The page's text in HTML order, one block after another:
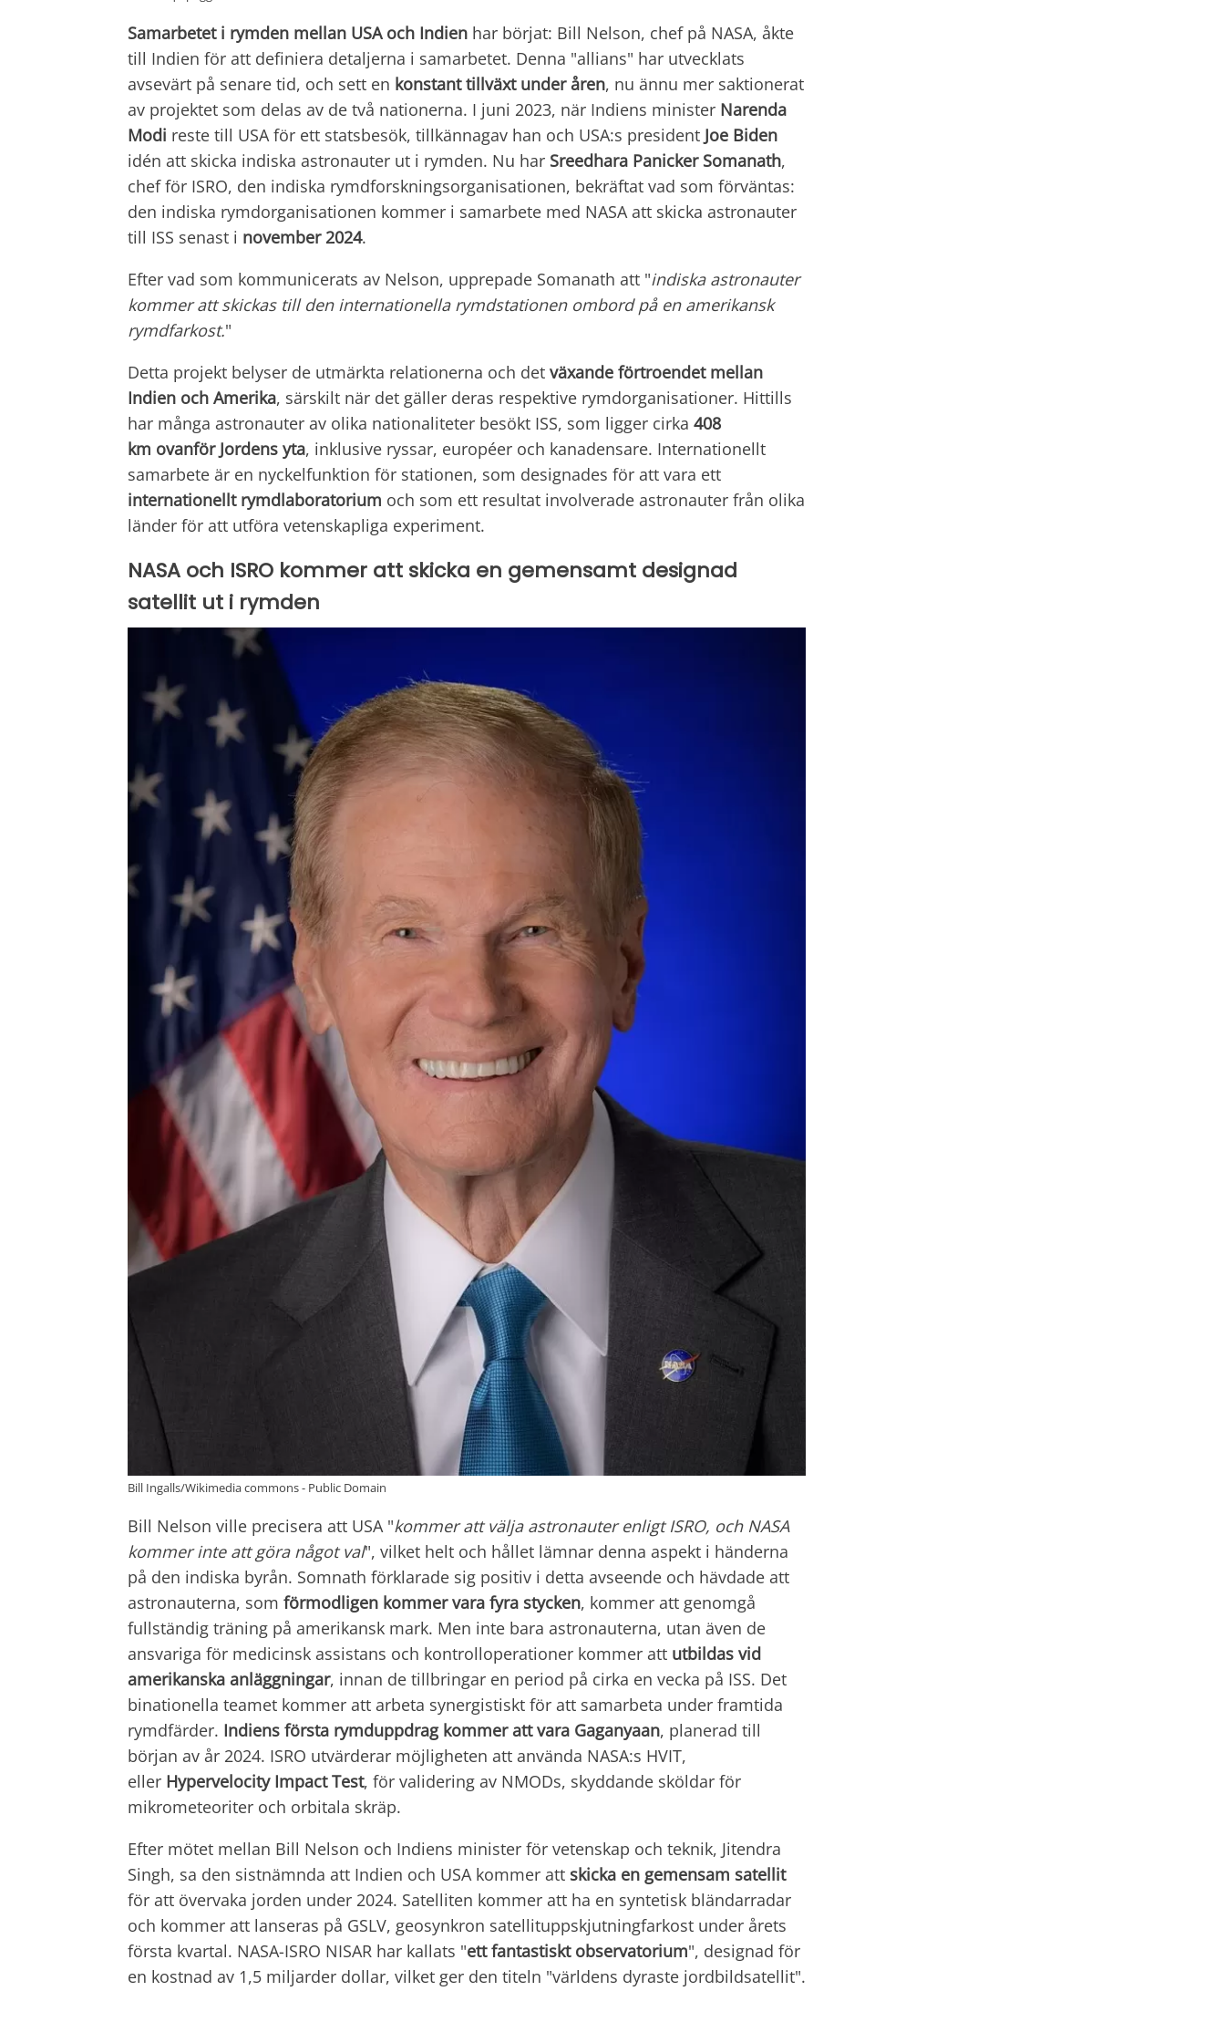
Samarbetet i rymden mellan USA och Indien har börjat: Bill Nelson, chef på NASA, åkte
till Indien för att definiera detaljerna i samarbetet. Denna "allians" har utvecklats
avsevärt på senare tid, och sett en konstant tillväxt under åren, nu ännu mer saktionerat
av projektet som delas av de två nationerna. I juni 2023, när Indiens minister Narenda
Modi reste till USA för ett statsbesök, tillkännagav han och USA:s president Joe Biden
idén att skicka indiska astronauter ut i rymden. Nu har Sreedhara Panicker Somanath,
chef för ISRO, den indiska rymdforskningsorganisationen, bekräftat vad som förväntas:
den indiska rymdorganisationen kommer i samarbete med NASA att skicka astronauter
till ISS senast i november 2024.
Efter vad som kommunicerats av Nelson, upprepade Somanath att "indiska astronauter
kommer att skickas till den internationella rymdstationen ombord på en amerikansk
rymdfarkost."
Detta projekt belyser de utmärkta relationerna och det växande förtroendet mellan
Indien och Amerika, särskilt när det gäller deras respektive rymdorganisationer. Hittills
har många astronauter av olika nationaliteter besökt ISS, som ligger cirka 408
km ovanför Jordens yta, inklusive ryssar, européer och kanadensare. Internationellt
samarbete är en nyckelfunktion för stationen, som designades för att vara ett
internationellt rymdlaboratorium och som ett resultat involverade astronauter från olika
länder för att utföra vetenskapliga experiment.
NASA och ISRO kommer att skicka en gemensamt designad
satellit ut i rymden
Bill Ingalls/Wikimedia commons - Public Domain
Bill Nelson ville precisera att USA "kommer att välja astronauter enligt ISRO, och NASA
kommer inte att göra något val", vilket helt och hållet lämnar denna aspekt i händerna
på den indiska byrån. Somnath förklarade sig positiv i detta avseende och hävdade att
astronauterna, som förmodligen kommer vara fyra stycken, kommer att genomgå
fullständig träning på amerikansk mark. Men inte bara astronauterna, utan även de
ansvariga för medicinsk assistans och kontrolloperationer kommer att utbildas vid
amerikanska anläggningar, innan de tillbringar en period på cirka en vecka på ISS. Det
binationella teamet kommer att arbeta synergistiskt för att samarbeta under framtida
rymdfärder. Indiens första rymduppdrag kommer att vara Gaganyaan, planerad till
början av år 2024. ISRO utvärderar möjligheten att använda NASA:s HVIT,
eller Hypervelocity Impact Test, för validering av NMODs, skyddande sköldar för
mikrometeoriter och orbitala skräp.
Efter mötet mellan Bill Nelson och Indiens minister för vetenskap och teknik, Jitendra
Singh, sa den sistnämnda att Indien och USA kommer att skicka en gemensam satellit
för att övervaka jorden under 2024. Satelliten kommer att ha en syntetisk bländarradar
och kommer att lanseras på GSLV, geosynkron satellituppskjutningfarkost under årets
första kvartal. NASA-ISRO NISAR har kallats "ett fantastiskt observatorium", designad för
en kostnad av 1,5 miljarder dollar, vilket ger den titeln "världens dyraste jordbildsatellit".